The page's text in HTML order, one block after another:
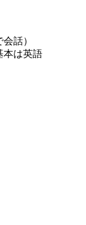
話）
本は英語